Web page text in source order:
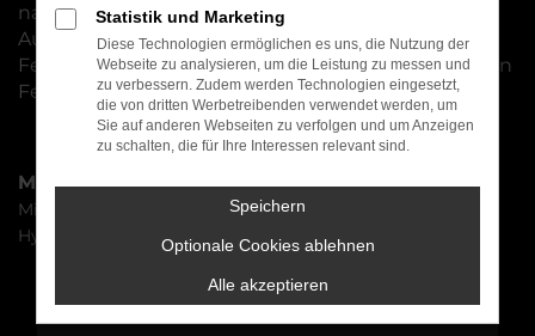
naturgemäß von den zahlreichen
Auswahlmöglichkeiten inklusive der individuellen
Festlegung von Lackierung, Motorisierung und den
Features im Innenbereich.
Marken
Mitsubishi
Hyundai
Fehler: Network Error
Statistik und Marketing
Diese Technologien ermöglichen es uns, die Nutzung der
Webseite zu analysieren, um die Leistung zu messen und
zu verbessern. Zudem werden Technologien eingesetzt,
die von dritten Werbetreibenden verwendet werden, um
Sie auf anderen Webseiten zu verfolgen und um Anzeigen
zu schalten, die für Ihre Interessen relevant sind.
Speichern
Optionale Cookies ablehnen
Alle akzeptieren